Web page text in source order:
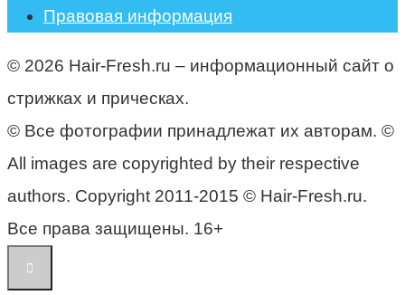
Правовая информация
© 2026 Hair-Fresh.ru – информационный сайт о
стрижках и прическах.
© Все фотографии принадлежат их авторам. ©
All images are copyrighted by their respective
authors. Copyright 2011-2015 © Hair-Fresh.ru.
Все права защищены. 16+